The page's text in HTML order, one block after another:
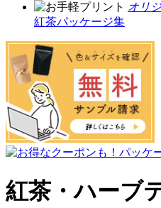
オリ
紅茶パッケージ集
紅茶・ハーブ